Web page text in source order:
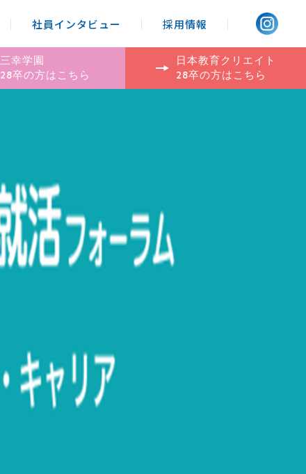
社員インタビュー 採用情報
三幸学園
28卒の方はこちら
日本教育クリエイト
28卒の方はこちら